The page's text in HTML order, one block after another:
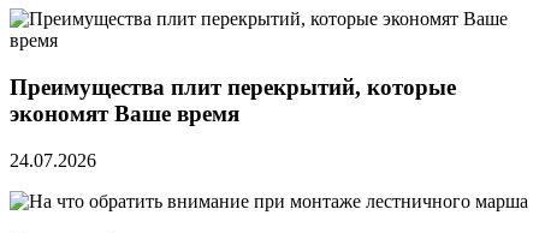
Преимущества плит перекрытий, которые
экономят Ваше время
24.07.2026